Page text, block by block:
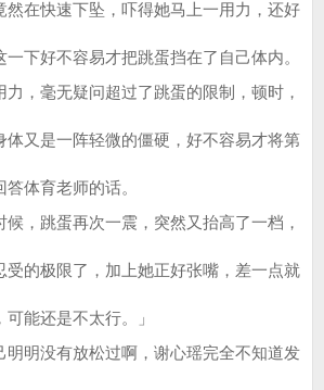
然在快速下坠，吓得她马上一用力，还好
下好不容易才把跳蛋挡在了自己体内。
毫无疑问超过了跳蛋的限制，顿时，
体又是一阵轻微的僵硬，好不容易才将第
体育老师的话。
跳蛋再次一震，突然又抬高了一档，
受的极限了，加上她正好张嘴，差一点就
能还是不太行。」
明没有放松过啊，谢心瑶完全不知道发